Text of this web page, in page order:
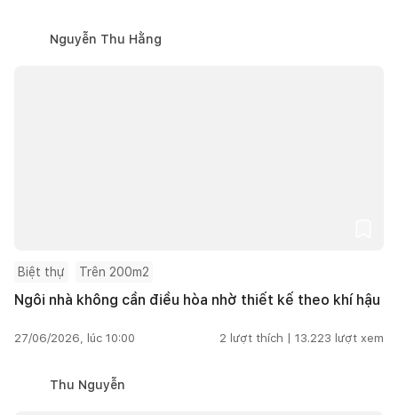
Nguyễn Thu Hằng
Biệt thự Trên 200m2
Ngôi nhà không cần điều hòa nhờ thiết kế theo khí hậu
27/06/2026, lúc 10:00 2 lượt thích | 13.223 lượt xem
Thu Nguyễn